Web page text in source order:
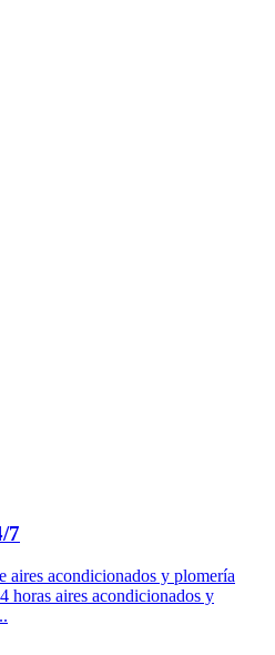
7
aires acondicionados y plomería
horas aires acondicionados y